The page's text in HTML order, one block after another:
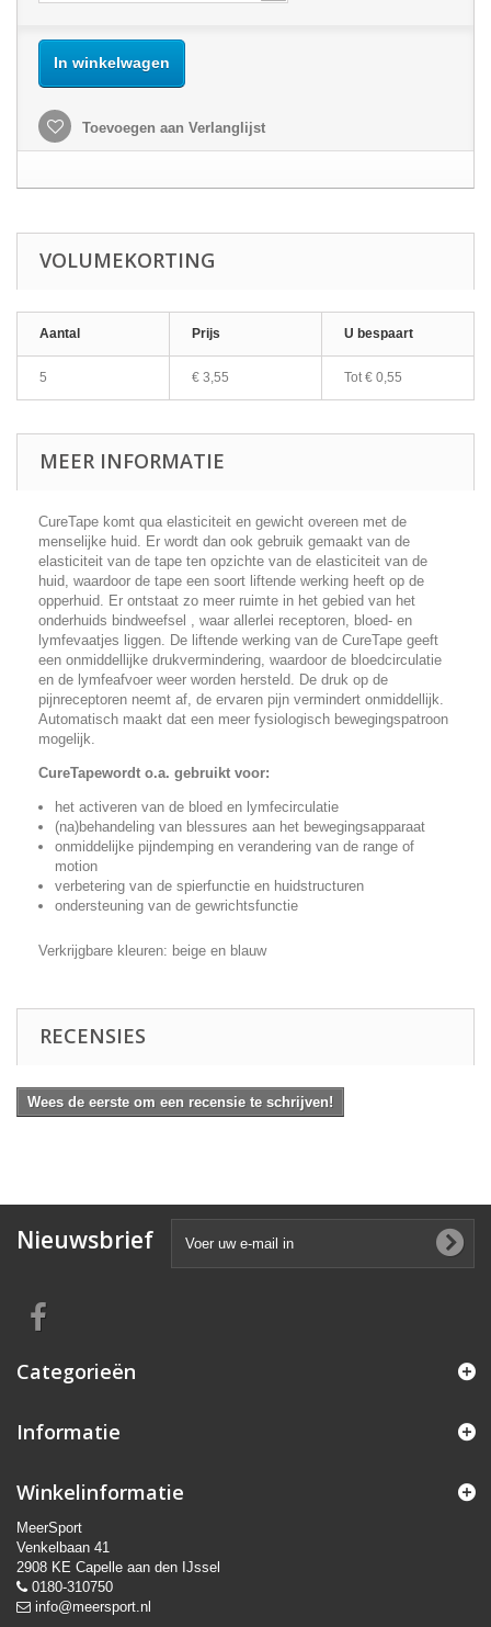
In winkelwagen
Toevoegen aan Verlanglijst
VOLUMEKORTING
Aantal Prijs U bespaart
5 € 3,55 Tot € 0,55
MEER INFORMATIE
CureTape komt qua elasticiteit en gewicht overeen met de
menselijke huid. Er wordt dan ook gebruik gemaakt van de
elasticiteit van de tape ten opzichte van de elasticiteit van de
huid, waardoor de tape een soort liftende werking heeft op de
opperhuid. Er ontstaat zo meer ruimte in het gebied van het
onderhuids bindweefsel , waar allerlei receptoren, bloed- en
lymfevaatjes liggen. De liftende werking van de CureTape geeft
een onmiddellijke drukvermindering, waardoor de bloedcirculatie
en de lymfeafvoer weer worden hersteld. De druk op de
pijnreceptoren neemt af, de ervaren pijn vermindert onmiddellijk.
Automatisch maakt dat een meer fysiologisch bewegingspatroon
mogelijk.
CureTapewordt o.a. gebruikt voor:
het activeren van de bloed en lymfecirculatie
(na)behandeling van blessures aan het bewegingsapparaat
onmiddelijke pijndemping en verandering van de range of
motion
verbetering van de spierfunctie en huidstructuren
ondersteuning van de gewrichtsfunctie
Verkrijgbare kleuren: beige en blauw
RECENSIES
Wees de eerste om een recensie te schrijven!
Nieuwsbrief
Categorieën
Informatie
Winkelinformatie
MeerSport
Venkelbaan 41
2908 KE Capelle aan den IJssel
0180-310750
info@meersport.nl